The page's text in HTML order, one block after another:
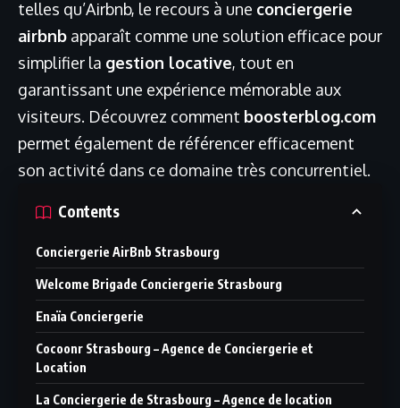
telles qu’Airbnb, le recours à une conciergerie
airbnb apparaît comme une solution efficace pour
simplifier la gestion locative, tout en
garantissant une expérience mémorable aux
visiteurs. Découvrez comment boosterblog.com
permet également de référencer efficacement
son activité dans ce domaine très concurrentiel.
Contents
Conciergerie AirBnb Strasbourg
Welcome Brigade Conciergerie Strasbourg
Enaïa Conciergerie
Cocoonr Strasbourg – Agence de Conciergerie et
Location
La Conciergerie de Strasbourg – Agence de location